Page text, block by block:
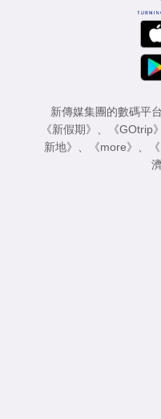
新傳媒集團的數碼平
《新假期》
《GOtrip》
新地》
《more》